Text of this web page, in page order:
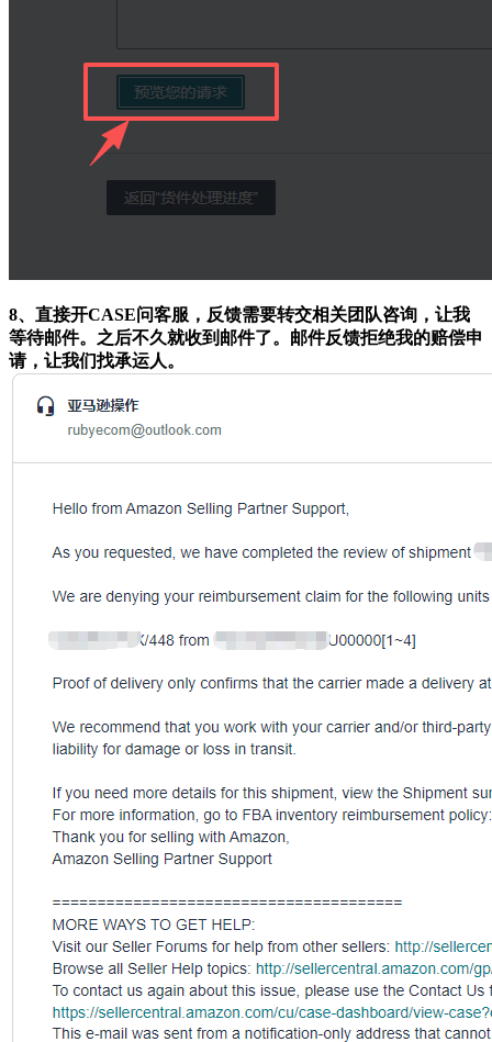
8、直接开CASE问客服，反馈需要转交相关团队咨询，让我
等待邮件。之后不久就收到邮件了。邮件反馈拒绝我的赔偿申
请，让我们找承运人。